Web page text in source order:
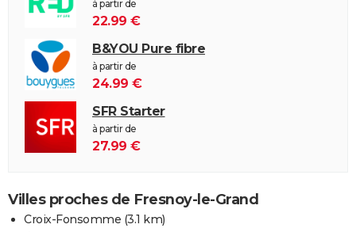
à partir de
22.99 €
B&YOU Pure fibre
à partir de
24.99 €
SFR Starter
à partir de
27.99 €
Villes proches de Fresnoy-le-Grand
Croix-Fonsomme (3.1 km)